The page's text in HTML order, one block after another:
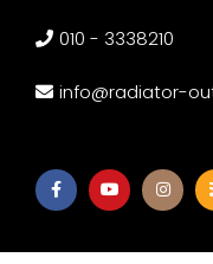
010 - 3338210
info@radiator-